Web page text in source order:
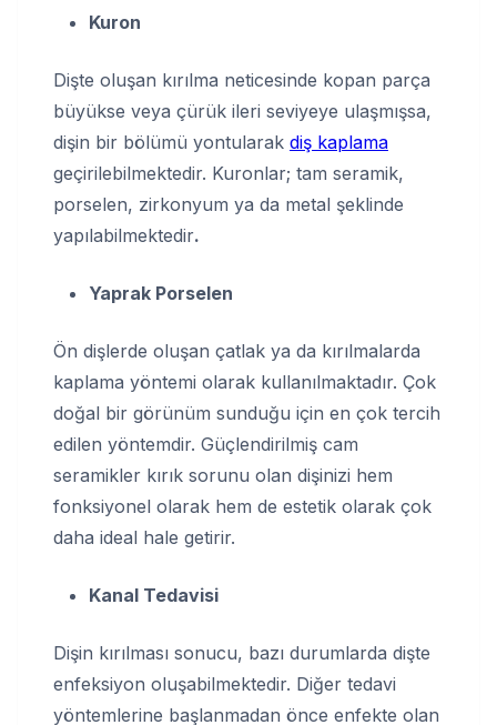
Kuron
Dişte oluşan kırılma neticesinde kopan parça
büyükse veya çürük ileri seviyeye ulaşmışsa,
dişin bir bölümü yontularak diş kaplama
geçirilebilmektedir. Kuronlar; tam seramik,
porselen, zirkonyum ya da metal şeklinde
yapılabilmektedir.
Yaprak Porselen
Ön dişlerde oluşan çatlak ya da kırılmalarda
kaplama yöntemi olarak kullanılmaktadır. Çok
doğal bir görünüm sunduğu için en çok tercih
edilen yöntemdir. Güçlendirilmiş cam
seramikler kırık sorunu olan dişinizi hem
fonksiyonel olarak hem de estetik olarak çok
daha ideal hale getirir.
Kanal Tedavisi
Dişin kırılması sonucu, bazı durumlarda dişte
enfeksiyon oluşabilmektedir. Diğer tedavi
yöntemlerine başlanmadan önce enfekte olan